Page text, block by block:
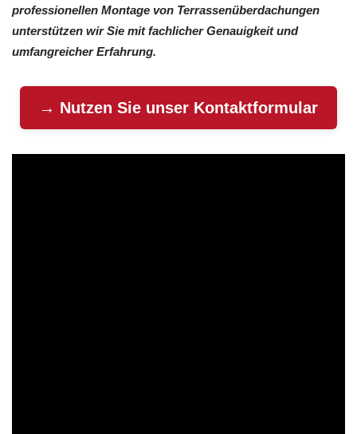
professionellen Montage von Terrassenüberdachungen
unterstützen wir Sie mit fachlicher Genauigkeit und
umfangreicher Erfahrung.
→ Nutzen Sie unser Kontaktformular